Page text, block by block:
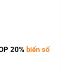
20% biển số